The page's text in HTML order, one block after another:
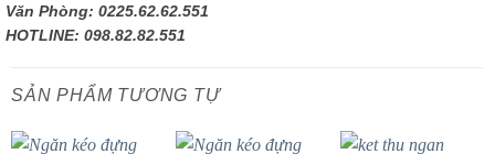
Văn Phòng: 0225.62.62.551
HOTLINE: 098.82.82.551
SẢN PHẨM TƯƠNG TỰ